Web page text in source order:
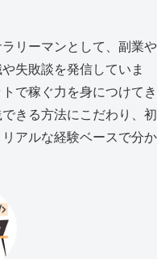
リーマンとして、副業や
失敗談を発信していま
で稼ぐ力を身につけてき
きる方法にこだわり、初
アルな経験ベースで分か